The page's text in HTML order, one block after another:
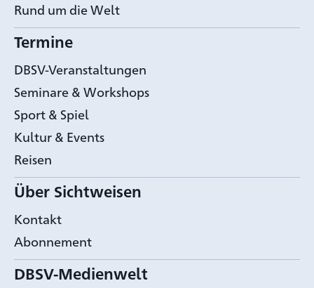
Rund um die Welt
Termine
DBSV-Veranstaltungen
Seminare & Workshops
Sport & Spiel
Kultur & Events
Reisen
Über Sichtweisen
Kontakt
Abonnement
DBSV-Medienwelt